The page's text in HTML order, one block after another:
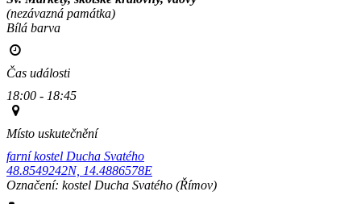
(nezávazná památka)
Bílá barva
Čas události
18:00 - 18:45
Místo uskutečnění
farní kostel Ducha Svatého
48.8549242N, 14.4886578E
Označení: kostel Ducha Svatého (Římov)